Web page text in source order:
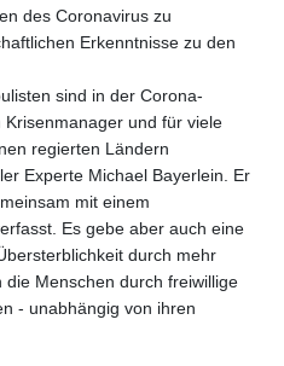
des Coronavirus zu
Erkenntnisse zu den
sind in der Corona-
und für viele
regierten Ländern
Experte Michael Bayerlein. Er
mit einem
Es gebe aber auch eine
durch mehr
Menschen durch freiwillige
- unabhängig von ihren